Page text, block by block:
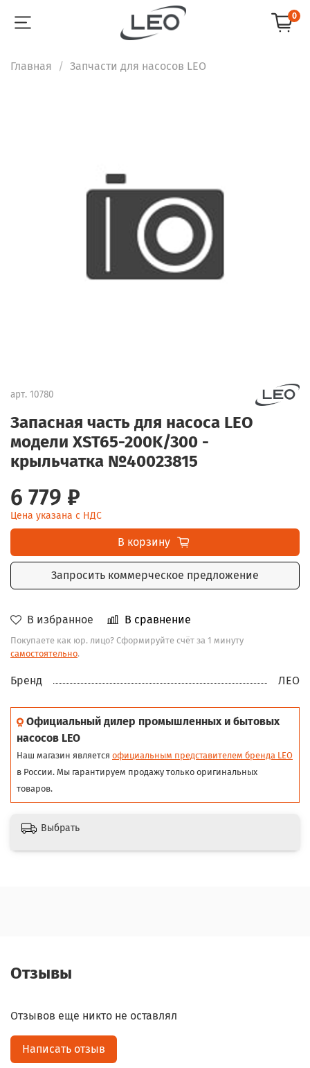
0
Главная Запчасти для насосов LEO
арт. 10780
Запасная часть для насоса LEO
модели XST65-200K/300 -
крыльчатка №40023815
В избранное В сравнение
Покупаете как юр. лицо? Сформируйте счёт за 1 минуту
самостоятельно.
6 779 ₽
Цена указана с НДС
В корзину
Запросить коммерческое предложение
Бренд ЛЕО
Официальный дилер промышленных и бытовых
насосов LEO
Наш магазин является официальным представителем бренда LEO
в России. Мы гарантируем продажу только оригинальных
товаров.
Выбрать
Отзывы
Отзывов еще никто не оставлял
Написать отзыв